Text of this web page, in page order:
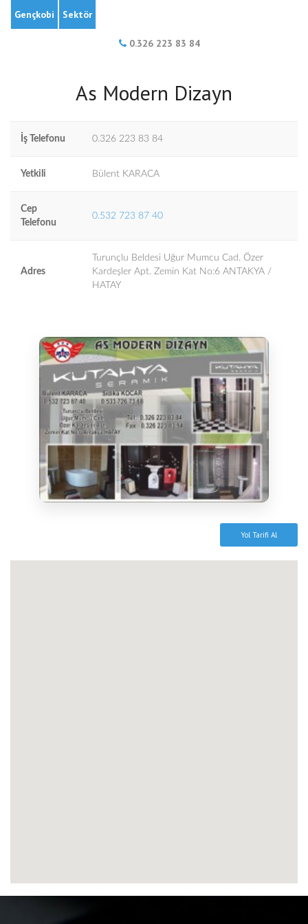
Gençkobi Sektör
0.326 223 83 84
As Modern Dizayn
İş Telefonu 0.326 223 83 84
Yetkili Bülent KARACA
Cep
Telefonu
0.532 723 87 40
Adres
Turunçlu Beldesi Uğur Mumcu Cad. Özer
Kardeşler Apt. Zemin Kat No:6 ANTAKYA /
HATAY
Yol Tarifi Al